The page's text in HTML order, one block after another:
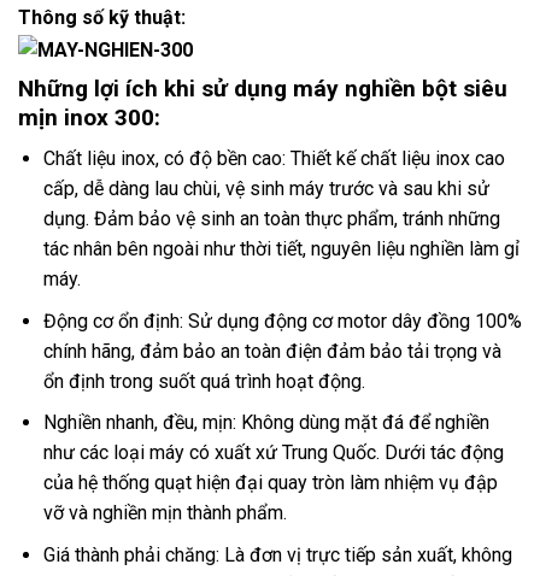
Thông số kỹ thuật:
Những lợi ích khi sử dụng máy nghiền bột siêu
mịn inox 300:
Chất liệu inox, có độ bền cao: Thiết kế chất liệu inox cao
cấp, dễ dàng lau chùi, vệ sinh máy trước và sau khi sử
dụng. Đảm bảo vệ sinh an toàn thực phẩm, tránh những
tác nhân bên ngoài như thời tiết, nguyên liệu nghiền làm gỉ
máy.
Động cơ ổn định: Sử dụng động cơ motor dây đồng 100%
chính hãng, đảm bảo an toàn điện đảm bảo tải trọng và
ổn định trong suốt quá trình hoạt động.
Nghiền nhanh, đều, mịn: Không dùng mặt đá để nghiền
như các loại máy có xuất xứ Trung Quốc. Dưới tác động
của hệ thống quạt hiện đại quay tròn làm nhiệm vụ đập
vỡ và nghiền mịn thành phẩm.
Giá thành phải chăng: Là đơn vị trực tiếp sản xuất, không